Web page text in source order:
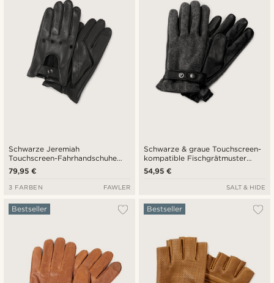
Schwarze Jeremiah
Touchscreen-Fahrhandschuhe
aus Schafleder
79,95 €
3 FARBEN FAWLER
Schwarze & graue Touchscreen-
kompatible Fischgrätmuster
Schaflederhandschuhe
54,95 €
SALT & HIDE
Bestseller Bestseller